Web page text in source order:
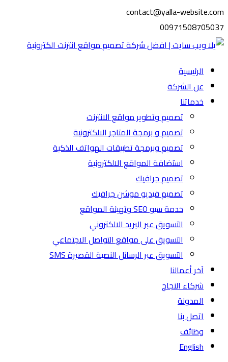
contact@yalla-website.com
00971508705037
الرئيسية
عن الشركة
خدماتنا
تصميم وتطوير مواقع الانترنت
تصميم و برمجة المتاجر الالكترونية
تصميم وبرمجة تطبيقات الهواتف الذكية
استضافة المواقع الالكترونية
تصميم جرافيك
تصميم فيديو موشن جرافيك
خدمة سيو SEO وتهيئة المواقع
التسويق عبر البريد الالكتروني
التسويق على مواقع التواصل الاجتماعي
التسويق عبر الرسائل النصية القصيرة SMS
آخر أعمالنا
شركاء النجاح
المدونة
اتصل بنا
وظائف
English